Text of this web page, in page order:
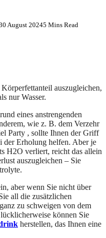
August 20245 Mins Read
auszugleichen,
nur Wasser.
eines anstrengenden
wie z. B. dem Verzehr
Party , sollte Ihnen der Griff
der Erholung helfen. Aber je
H2O verliert, reicht das allein
auszugleichen – Sie
aber wenn Sie nicht über
all die zusätzlichen
zu schweigen von dem
können Sie
herstellen, das Ihnen eine